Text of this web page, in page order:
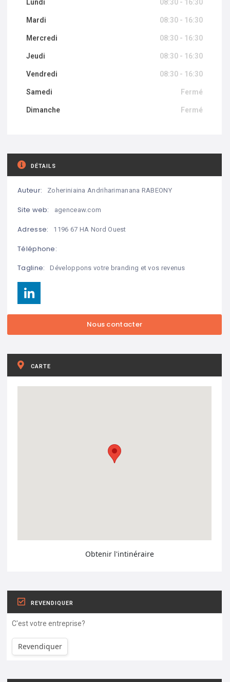
Lundi 08:30 - 16:30
Mardi 08:30 - 16:30
Mercredi 08:30 - 16:30
Jeudi 08:30 - 16:30
Vendredi 08:30 - 16:30
Samedi Fermé
Dimanche Fermé
DÉTAILS
Auteur: Zoheriniaina Andriharimanana RABEONY
Site web: agenceaw.com
Adresse: 1196 67 HA Nord Ouest
Téléphone:
Tagline:
Développons votre branding et vos revenus
CARTE
Obtenir l'intinéraire
REVENDIQUER
C'est votre entreprise?
Revendiquer